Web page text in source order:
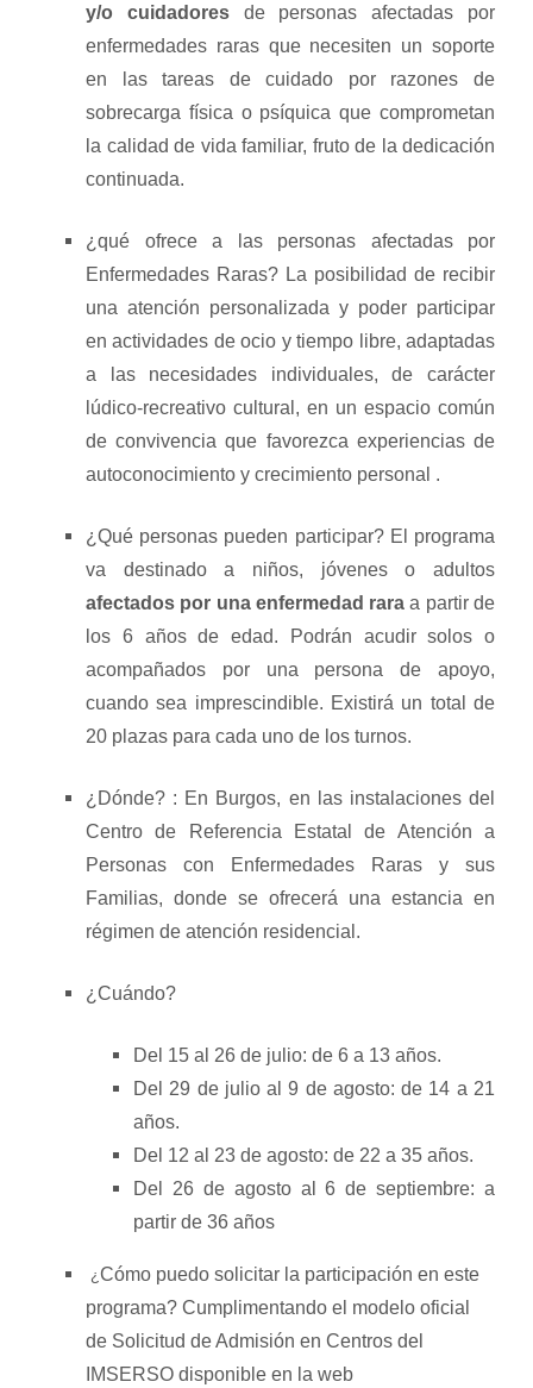
y/o cuidadoresde personas afectadas por
enfermedades raras que necesiten un soporte
en las tareas de cuidado por razones de
sobrecarga física o psíquica que comprometan
la calidad de vida familiar, fruto de la dedicación
continuada.
¿qué ofrece a las personas afectadas por
Enfermedades Raras? La posibilidad de recibir
una atención personalizada y poder participar
en actividades de ocio y tiempo libre, adaptadas
a las necesidades individuales, de carácter
lúdico-recreativo cultural, en un espacio común
de convivencia que favorezca experiencias de
autoconocimiento y crecimiento personal .
¿Qué personas pueden participar? El programa
va destinado a niños, jóvenes o adultos
afectados por una enfermedad rara a partir de
los 6 años de edad. Podrán acudir solos o
acompañados por una persona de apoyo,
cuando sea imprescindible. Existirá un total de
20 plazas para cada uno de los turnos.
¿Dónde? : En Burgos, en las instalaciones del
Centro de Referencia Estatal de Atención a
Personas con Enfermedades Raras y sus
Familias, donde se ofrecerá una estancia en
régimen de atención residencial.
¿Cuándo?
Del 15 al 26 de julio: de 6 a 13 años.
Del 29 de julio al 9 de agosto: de 14 a 21
años.
Del 12 al 23 de agosto: de 22 a 35 años.
Del 26 de agosto al 6 de septiembre: a
partir de 36 años
¿ Cómo puedo solicitar la participación en este
programa? Cumplimentando el modelo oficial
de Solicitud de Admisión en Centros del
IMSERSO disponible en la web